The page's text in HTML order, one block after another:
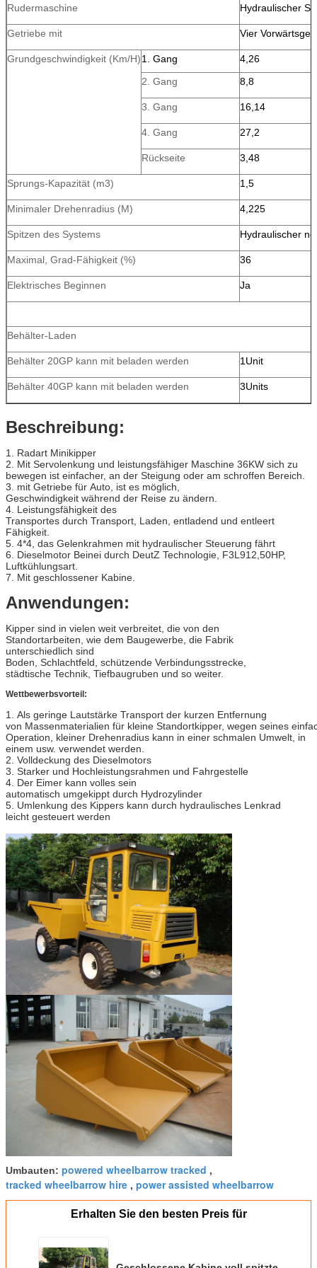
Rudermaschine Hydraulischer
Getriebe mit Vier
Grundgeschwindigkeit (Km/H)1. Gang
4,26
2. Gang
8,8
3. Gang 16,14
4. Gang 27,2
Rückseite 3,48
Sprungs-Kapazität (m3) 1,5
Minimaler Drehenradius (M) 4,225
Spitzen des Systems Hydraulischer
Maximal, Grad-Fähigkeit (%) 36
Elektrisches Beginnen Ja
Behälter-Laden
Behälter 20GP kann mit beladen werden 1Unit
Behälter 40GP kann mit beladen werden 3Units
Beschreibung:
1. Radart Minikipper
2. Mit Servolenkung und leistungsfähiger Maschine 36KW sich zu
bewegen ist einfacher, an der Steigung oder am schroffen Bereich.
3. mit Getriebe für Auto, ist es möglich,
Geschwindigkeit während der Reise zu ändern.
4. Leistungsfähigkeit des
Transportes durch Transport, Laden, entladend und entleert
Fähigkeit.
5. 4*4, das Gelenkrahmen mit hydraulischer Steuerung fährt
6. Dieselmotor Beinei durch DeutZ Technologie, F3L912,50HP,
Luftkühlungsart.
7. Mit geschlossener Kabine.
Anwendungen:
Kipper sind in vielen weit verbreitet, die von den
Standortarbeiten, wie dem Baugewerbe, die Fabrik
unterschiedlich sind
Boden, Schlachtfeld, schützende Verbindungsstrecke,
städtische Technik, Tiefbaugruben und so weiter.
Wettbewerbsvorteil:
1. Als geringe Lautstärke Transport der kurzen Entfernung
von Massenmaterialien für kleine Standortkipper, wegen seines
Operation, kleiner Drehenradius kann in einer schmalen Umwelt, in
einem usw. verwendet werden.
2. Volldeckung des Dieselmotors
3. Starker und Hochleistungsrahmen und Fahrgestelle
4. Der Eimer kann volles sein
automatisch umgekippt durch Hydrozylinder
5. Umlenkung des Kippers kann durch hydraulisches Lenkrad
leicht gesteuert werden
Umbauten: powered wheelbarrow tracked ,
tracked wheelbarrow hire , power assisted wheelbarrow
Erhalten Sie den besten Preis für